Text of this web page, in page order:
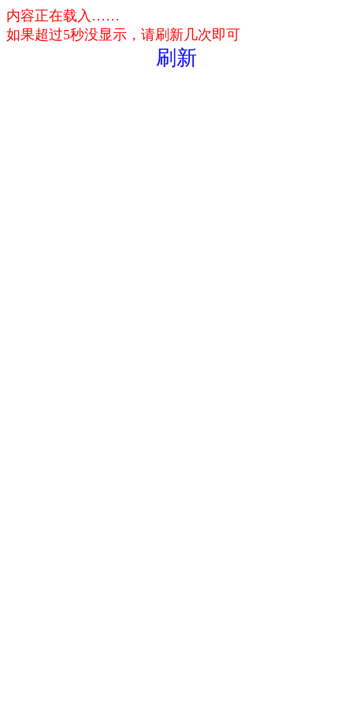
内容正在载入……
如果超过5秒没显示，请刷新几次即可
刷新